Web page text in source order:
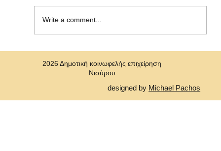
Write a comment...
designed by Michael Pachos
2026 Δημοτική κοινωφελής επιχείρηση
Νισύρου